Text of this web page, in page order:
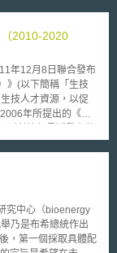
2010-2020
年12月8日聯合發布
》(以下簡稱「生技
技人才資源，以促
年所提出的《國
術」為中國科技發展
足，以及人才發展
造成生物產業大
目的。第一階段為
規模的科技人才與創
高中國整體生技人
究中心（bioenergy
乃是布希總統作出
，第一個採取具體配